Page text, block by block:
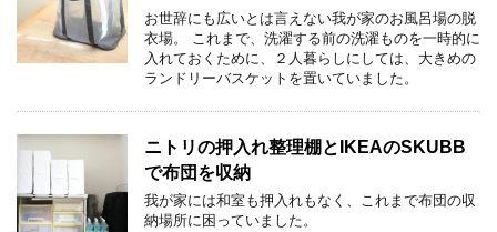
お世辞にも広いとは言えない我が家のお風呂場の脱
衣場。 これまで、洗濯する前の洗濯ものを一時的に
入れておくために、２人暮らしにしては、大きめの
ランドリーバスケットを置いていました。
ニトリの押入れ整理棚とIKEAのSKUBB
で布団を収納
我が家には和室も押入れもなく、これまで布団の収
納場所に困っていました。